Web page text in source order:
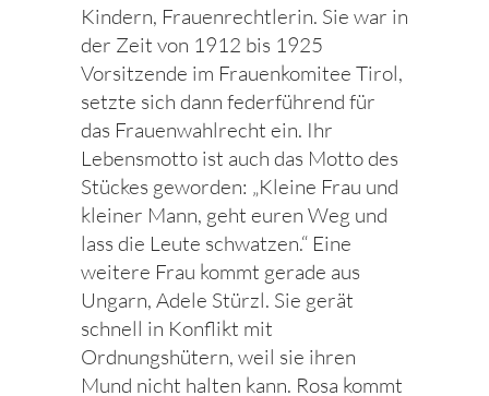
Kindern, Frauenrechtlerin. Sie war in
der Zeit von 1912 bis 1925
Vorsitzende im Frauenkomitee Tirol,
setzte sich dann federführend für
das Frauenwahlrecht ein. Ihr
Lebensmotto ist auch das Motto des
Stückes geworden: „Kleine Frau und
kleiner Mann, geht euren Weg und
lass die Leute schwatzen.“ Eine
weitere Frau kommt gerade aus
Ungarn, Adele Stürzl. Sie gerät
schnell in Konflikt mit
Ordnungshütern, weil sie ihren
Mund nicht halten kann. Rosa kommt